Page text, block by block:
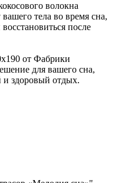
волокна
тела во время сна,
после
от Фабрики
для вашего сна,
и здоровый отдых.